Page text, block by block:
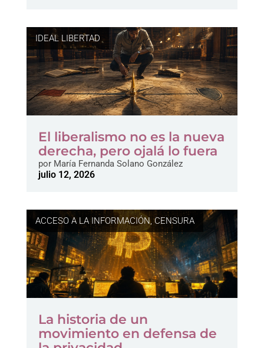
IDEAL LIBERTAD
El liberalismo no es la nueva
derecha, pero ojalá lo fuera
porMaría Fernanda Solano González
julio 12, 2026
ACCESO A LA INFORMACIÓN,CENSURA
La historia de un
movimiento en defensa de